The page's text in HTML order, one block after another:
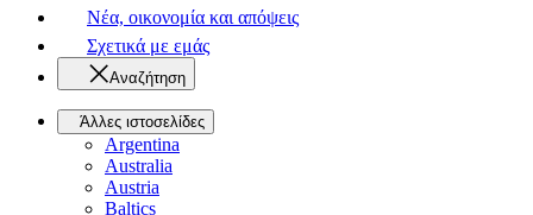
Νέα, οικονομία και απόψεις
Σχετικά με εμάς
Αναζήτηση
Άλλες ιστοσελίδες
Argentina
Australia
Austria
Baltics